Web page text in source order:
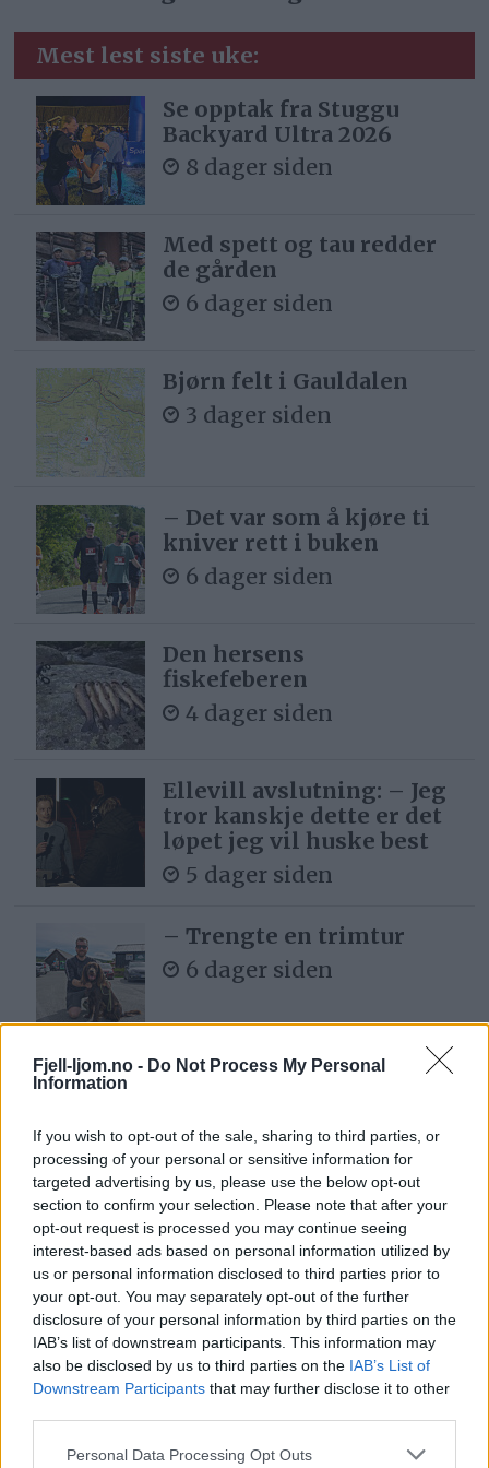
Fjell-ljom.no - Do Not Process My Personal
Information
If you wish to opt-out of the sale, sharing to third parties, or
processing of your personal or sensitive information for
targeted advertising by us, please use the below opt-out
section to confirm your selection. Please note that after your
opt-out request is processed you may continue seeing
interest-based ads based on personal information utilized by
us or personal information disclosed to third parties prior to
your opt-out. You may separately opt-out of the further
disclosure of your personal information by third parties on the
IAB’s list of downstream participants. This information may
also be disclosed by us to third parties on the IAB’s List of
Downstream Participants that may further disclose it to other
Personal Data Processing Opt Outs
mineralske produkter for 2026
følgende endringer:
Autodiesel: kr 3,09 per liter.
For: Sp, FrP, H, KrF
Mot: Ap, SV, R, MDG, V
✅Forslag 7:
Fra 1. april eller dersom strengt
nødvendig fra den tid regjeringen
bestemmer, men ikke senere enn 1.
mai, til 1. september gjøres i
stortingsvedtak om CO2-avgift på
mineralske produkter for 2026
følgende endringer:
Anleggsdiesel: kr 1,92 per liter.
For: Sp, FrP, H, KrF
Mot: Ap, SV, R, MDG, V
Fra 1. april eller dersom strengt
nødvendig fra den tid regjeringen
bestemmer, men ikke senere enn 1.
stortingsvedtak om CO2-avgift på
mineralske produkter for 2026
følgende endringer:
Innenriks sjøfart: kr 3,17 per liter.
For: Sp, FrP, H, KrF
Mot: Ap, SV, R, MDG, V
✅Forslag 9:
I statsbudsjettet for 2026 gjøres
følgende endringer:
Miljøavgift på mineralske produkter
mv. CO2-avgift, reduseres med 3 mrd.
kroner, fra 19,532 mrd til 16,532 mrd.
Mest lest siste uke:
Se opptak fra Stuggu
Backyard Ultra 2026
8 dager siden
Med spett og tau redder
de gården
6 dager siden
Bjørn felt i Gauldalen
3 dager siden
– Det var som å kjøre ti
kniver rett i buken
6 dager siden
Den hersens
fiskefeberen
4 dager siden
Ellevill avslutning: – Jeg
tror kanskje dette er det
løpet jeg vil huske best
5 dager siden
– Trengte en trimtur
6 dager siden
– Jeg har aldri opplevd
2 dager siden
Lea tar over Røros
Kunstformidling i
august
2 dager siden
– Nå har det gått for
langt
20 timer siden